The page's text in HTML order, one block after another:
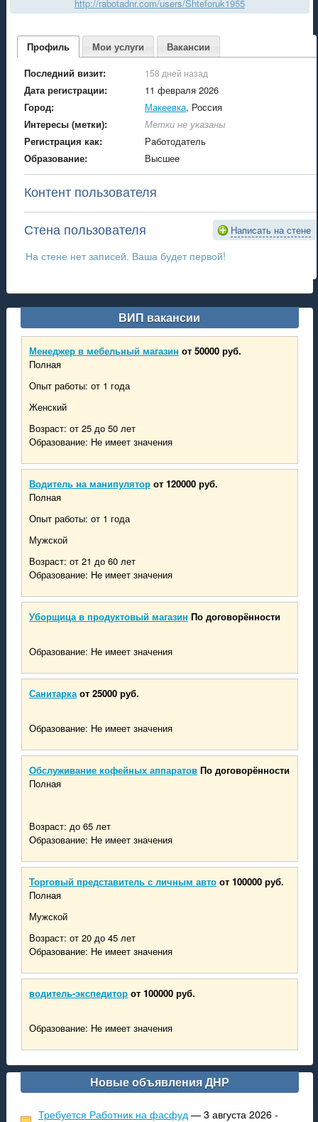
http://rabotadnr.com/users/Shteforuk1955
Профиль Мои услуги
Вакансии
Последний визит:
158 дней назад
Дата регистрации:
11 февраля 2026
Город:
Макеевка, Россия
Интересы (метки):
Метки не указаны
Регистрация как:
Работодатель
Образование:
Высшее
Контент пользователя
Стена пользователя Написать на стене
На стене нет записей. Ваша будет первой!
ВИП вакансии
Менеджер в мебельный магазин от 50000 руб.
Полная
Опыт работы: от 1 года
Женский
Возраст: от 25 до 50 лет
Образование: Не имеет значения
Водитель на манипулятор от 120000 руб.
Полная
Опыт работы: от 1 года
Мужской
Возраст: от 21 до 60 лет
Образование: Не имеет значения
Уборщица в продуктовый магазин По договорённости
Образование: Не имеет значения
Санитарка от 25000 руб.
Образование: Не имеет значения
Обслуживание кофейных аппаратов По договорённости
Полная
Возраст: до 65 лет
Образование: Не имеет значения
Торговый представитель с личным авто от 100000 руб.
Полная
Мужской
Возраст: от 20 до 45 лет
Образование: Не имеет значения
водитель-экспедитор от 100000 руб.
Образование: Не имеет значения
Новые объявления ДНР
Требуется Работник на фасфуд— 3 августа 2026 -